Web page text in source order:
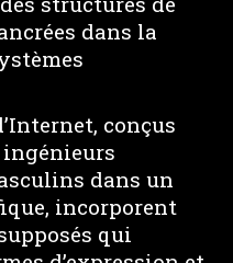
dans la
conçus
dans un
incorporent
qui